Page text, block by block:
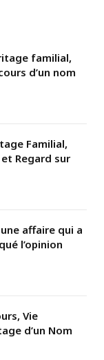
familial,
d’un nom
Familial,
Regard sur
affaire qui a
l’opinion
Vie
d’un Nom